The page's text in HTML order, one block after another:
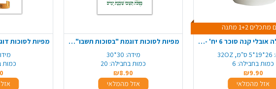
1+2 מתנה
קערה מתכלה אובלי קנה סוכר 6 יח' - גדול
26*19*5 ס"מ, 32OZ
כמות בחבילה: 6
₪9.90
אזל מהמלאי
מפיות לסוכות דוגמת "בסוכות תשבו" 20 יח' - צבעוני
מידה: 30*30
כמות בחבילה: 20
₪8.90
אזל מהמלאי
כמות